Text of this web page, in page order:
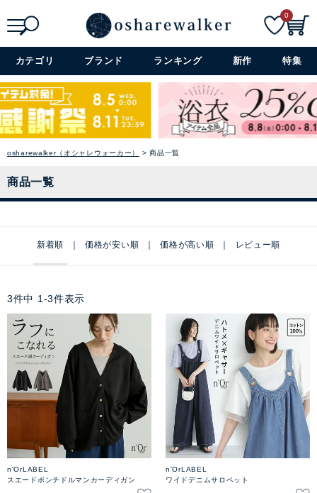
詳細検索+
0
カテゴリ ブランド ランキング 新作 特集
osharewalker（オシャレウォーカー） 商品一覧
商品一覧
新着順 価格が安い順 価格が高い順 レビュー順
3件中 1 -3件表示
n'OrLABEL
スエードポンチドルマンカーディガン
n'OrLABEL
ワイドデニムサロペット